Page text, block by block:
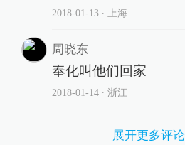
2018-01-13∙ 上海
周晓东
奉化叫他们回家
2018-01-14∙ 浙江
展开更多评论